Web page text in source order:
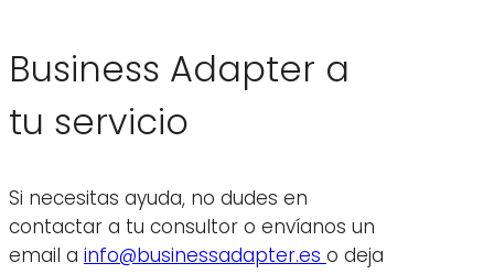
Business Adapter a
tu servicio
Si necesitas ayuda, no dudes en
contactar a tu consultor o envíanos un
email a info@businessadapter.es o deja